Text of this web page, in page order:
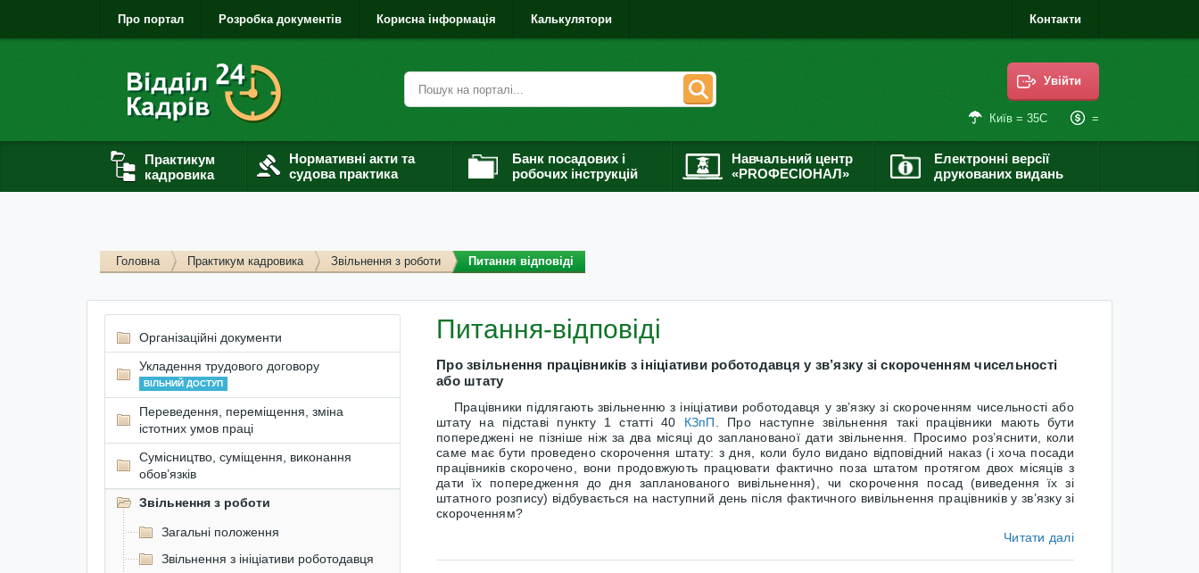
Про портал Розробка документів Корисна інформація Калькулятори Контакти
Увійти
Київ = 35С =
Практикум
кадровика
Нормативні акти та
судова практика
Банк посадових і
робочих інструкцій
Навчальний центр
«PROФЕСІОНАЛ»
Електронні версії
друкованих видань
Головна Практикум кадровика Звільнення з роботи Питання відповіді
Питання-відповіді
Про звільнення працівників з ініціативи роботодавця у зв’язку зі скороченням чисельності
або штату
Працівники підлягають звільненню з ініціативи роботодавця у зв’язку зі скороченням чисельності або
штату на підставі пункту 1 статті 40 КЗпП
. Про наступне звільнення такі працівники мають бути
попереджені не пізніше ніж за два місяці до запланованої дати звільнення. Просимо роз’яснити, коли
саме має бути проведено скорочення штату: з дня, коли було видано відповідний наказ (і хоча посади
працівників скорочено, вони продовжують працювати фактично поза штатом протягом двох місяців з
дати їх попередження до дня запланованого вивільнення), чи скорочення посад (виведення їх зі
штатного розпису) відбувається на наступний день після фактичного вивільнення працівників у зв’язку зі
скороченням?
Читати далі
Організаційні документи
Укладення трудового договору
ВІЛЬНИЙ ДОСТУП
Переведення, переміщення, зміна
істотних умов праці
Сумісництво, суміщення, виконання
обов’язків
Звільнення з роботи
Загальні положення
Звільнення з ініціативи роботодавця